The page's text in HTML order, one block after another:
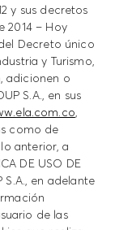
y sus decretos
2014 – Hoy
Decreto único
y Turismo,
adicionen o
S.A., en sus
,
como de
anterior, a
DE USO DE
S.A., en adelante
de las